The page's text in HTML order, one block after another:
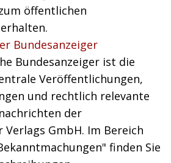
öffentlichen
Bundesanzeiger
Bundesanzeiger ist die
Veröffentlichungen,
und rechtlich relevante
der
Verlags GmbH. Im Bereich
finden Sie